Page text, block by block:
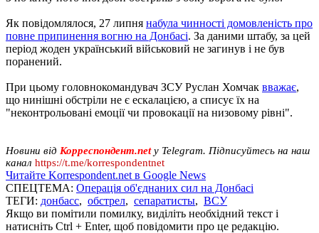
Як повідомлялося, 27 липня набула чинності домовленість про
повне припинення вогню на Донбасі. За даними штабу, за цей
період жоден український військовий не загинув і не був
поранений.
При цьому головнокомандувач ЗСУ Руслан Хомчак вважає,
що нинішні обстріли не є ескалацією, а списує їх на
"неконтрольовані емоції чи провокації на низовому рівні".
Новини від Корреспондент.net у Telegram. Підписуйтесь на наш
канал https://t.me/korrespondentnet
Читайте Korrespondent.net в Google News
СПЕЦТЕМА: Операція об'єднаних сил на Донбасі
ТЕГИ: донбасс, обстрел, сепаратисты, ВСУ
Якщо ви помітили помилку, виділіть необхідний текст і
натисніть Ctrl + Enter, щоб повідомити про це редакцію.